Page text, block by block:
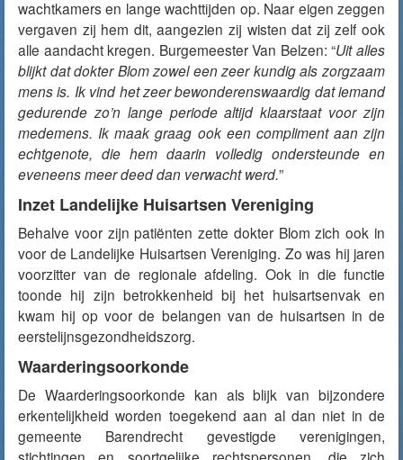
wachtkamers en lange wachttijden op. Naar eigen zeggen
vergaven zij hem dit, aangezien zij wisten dat zij zelf ook
alle aandacht kregen. Burgemeester Van Belzen: “Uit alles
blijkt dat dokter Blom zowel een zeer kundig als zorgzaam
mens is. Ik vind het zeer bewonderenswaardig dat iemand
gedurende zo’n lange periode altijd klaarstaat voor zijn
medemens. Ik maak graag ook een compliment aan zijn
echtgenote, die hem daarin volledig ondersteunde en
eveneens meer deed dan verwacht werd.”
Inzet Landelijke Huisartsen Vereniging
Behalve voor zijn patiënten zette dokter Blom zich ook in
voor de Landelijke Huisartsen Vereniging. Zo was hij jaren
voorzitter van de regionale afdeling. Ook in die functie
toonde hij zijn betrokkenheid bij het huisartsenvak en
kwam hij op voor de belangen van de huisartsen in de
eerstelijnsgezondheidszorg.
Waarderingsoorkonde
De Waarderingsoorkonde kan als blijk van bijzondere
erkentelijkheid worden toegekend aan al dan niet in de
gemeente Barendrecht gevestigde verenigingen,